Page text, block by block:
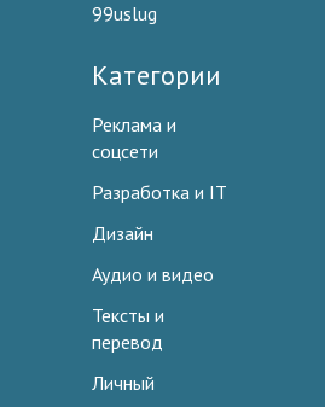
99uslug
Категории
Реклама и
соцсети
Разработка и IT
Дизайн
Аудио и видео
Тексты и
перевод
Личный